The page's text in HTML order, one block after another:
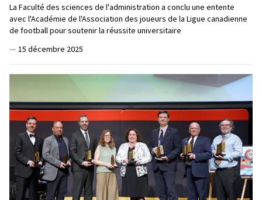
La Faculté des sciences de l'administration a conclu une entente
avec l'Académie de l'Association des joueurs de la Ligue canadienne
de football pour soutenir la réussite universitaire
— 15 décembre 2025